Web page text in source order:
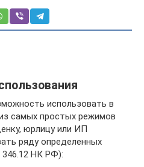
использовать в
самых простых режимов
юрлицу или ИП
ряду определенных
346.12 НК РФ):